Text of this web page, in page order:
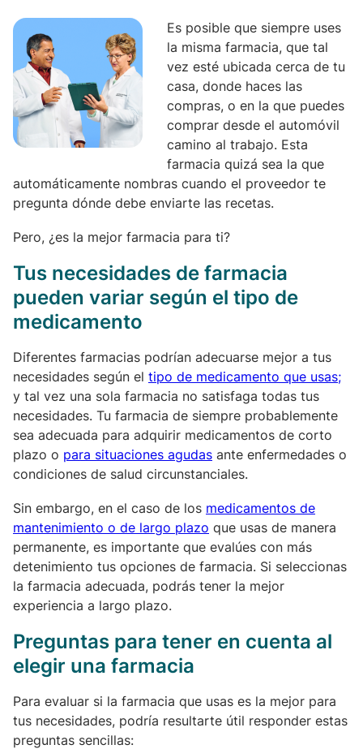
Es posible que siempre uses
la misma farmacia, que tal
vez esté ubicada cerca de tu
casa, donde haces las
compras, o en la que puedes
comprar desde el automóvil
camino al trabajo. Esta
farmacia quizá sea la que
automáticamente nombras cuando el proveedor te
pregunta dónde debe enviarte las recetas.
Pero, ¿es la mejor farmacia para ti?
Tus necesidades de farmacia
pueden variar según el tipo de
medicamento
Diferentes farmacias podrían adecuarse mejor a tus
necesidades según el tipo de medicamento que usas;
y tal vez una sola farmacia no satisfaga todas tus
necesidades. Tu farmacia de siempre probablemente
sea adecuada para adquirir medicamentos de corto
plazo o para situaciones agudas ante enfermedades o
condiciones de salud circunstanciales.
Sin embargo, en el caso de los medicamentos de
mantenimiento o de largo plazo que usas de manera
permanente, es importante que evalúes con más
detenimiento tus opciones de farmacia. Si seleccionas
la farmacia adecuada, podrás tener la mejor
experiencia a largo plazo.
Preguntas para tener en cuenta al
elegir una farmacia
Para evaluar si la farmacia que usas es la mejor para
tus necesidades, podría resultarte útil responder estas
preguntas sencillas: